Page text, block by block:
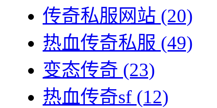
传奇私服网站 (20)
热血传奇私服 (49)
变态传奇 (23)
热血传奇sf (12)